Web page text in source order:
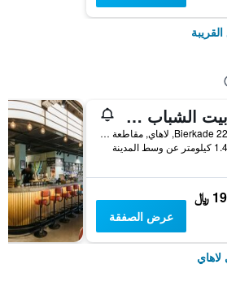
بيت الشباب ذا جاردن ستورك
Bierkade 22, لاهاي, مقاطعة جنوب هولندا, هولندا
1.4 كيلومتر عن وسط المدينة
﷼
عرض الصفقة